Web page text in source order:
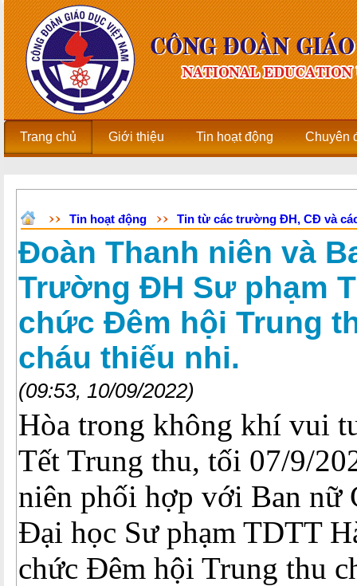
Trang chủ Giới thiệu Tin hoạt động Chuyên
Tin hoạt động Tin từ các trường ĐH, CĐ và
Đoàn Thanh niên và
Trường ĐH Sư phạm
chức Đêm hội Trung
cháu thiếu nhi.
(09:53, 10/09/2022)
Hòa trong không khí vui
Tết Trung thu, tối 07/9/
niên phối hợp với Ban nữ
Đại học Sư phạm TDTT
chức Đêm hội Trung thu